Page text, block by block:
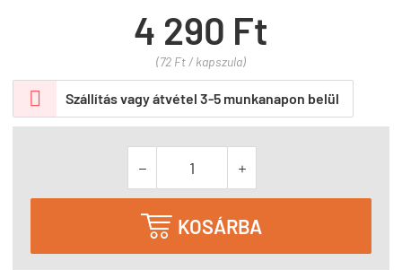
4 290 Ft
(72 Ft / kapszula)
 Szállítás vagy átvétel 3-5 munkanapon belül
 
 KOSÁRBA